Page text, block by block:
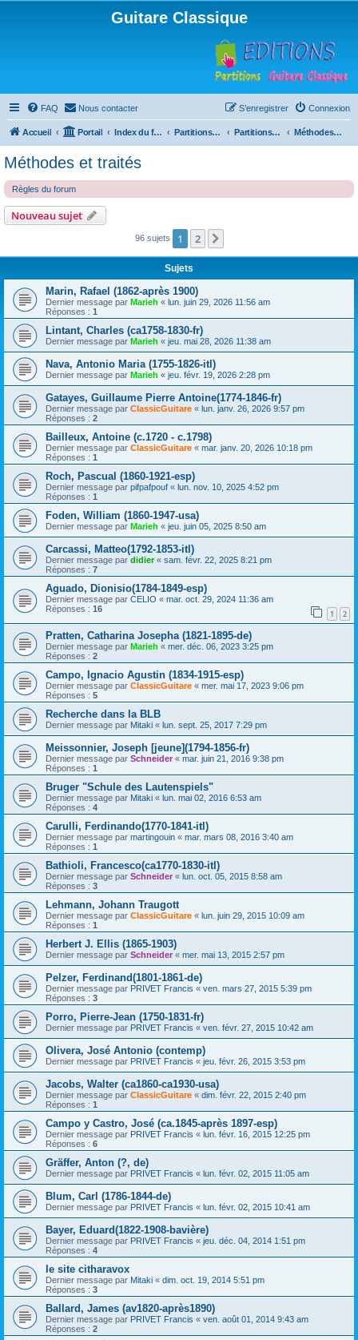
Guitare Classique
FAQ Nous contacter Connexion
S’enregistrer
Accueil Portail Index du forum Partitions pour guitare en libre téléchargement Partitions classées par compositeur Méthodes et traités
Méthodes et traités
Règles du forum
Nouveau sujet
96 sujets 1 2
Sujets
Marin, Rafael (1862-après 1900)
Dernier message par Marieh « lun. juin 29, 2026 11:56 am
Réponses : 1
Lintant, Charles (ca1758-1830-fr)
Dernier message par Marieh « jeu. mai 28, 2026 11:38 am
Nava, Antonio Maria (1755-1826-itl)
Dernier message par Marieh « jeu. févr. 19, 2026 2:28 pm
Gatayes, Guillaume Pierre Antoine(1774-1846-fr)
Dernier message par ClassicGuitare « lun. janv. 26, 2026 9:57 pm
Réponses : 2
Bailleux, Antoine (c.1720 - c.1798)
Dernier message par ClassicGuitare « mar. janv. 20, 2026 10:18 pm
Réponses : 1
Roch, Pascual (1860-1921-esp)
Dernier message par pifpafpouf « lun. nov. 10, 2025 4:52 pm
Réponses : 1
Foden, William (1860-1947-usa)
Dernier message par Marieh « jeu. juin 05, 2025 8:50 am
Carcassi, Matteo(1792-1853-itl)
Dernier message par didier« sam. févr. 22, 2025 8:21 pm
Réponses : 7
Aguado, Dionisio(1784-1849-esp)
Dernier message par CELIO « mar. oct. 29, 2024 11:36 am
Réponses : 16 1 2
Pratten, Catharina Josepha (1821-1895-de)
Dernier message par Marieh « mer. déc. 06, 2023 3:25 pm
Réponses : 2
Campo, Ignacio Agustin (1834-1915-esp)
Dernier message par ClassicGuitare « mer. mai 17, 2023 9:06 pm
Réponses : 5
Recherche dans la BLB
Dernier message par Mitaki « lun. sept. 25, 2017 7:29 pm
Meissonnier, Joseph [jeune](1794-1856-fr)
Dernier message par Schneider « mar. juin 21, 2016 9:38 pm
Réponses : 1
Bruger "Schule des Lautenspiels"
Dernier message par Mitaki « lun. mai 02, 2016 6:53 am
Réponses : 4
Carulli, Ferdinando(1770-1841-itl)
Dernier message par martingouin « mar. mars 08, 2016 3:40 am
Réponses : 1
Bathioli, Francesco(ca1770-1830-itl)
Dernier message par Schneider « lun. oct. 05, 2015 8:58 am
Réponses : 3
Lehmann, Johann Traugott
Dernier message par ClassicGuitare « lun. juin 29, 2015 10:09 am
Réponses : 1
Herbert J. Ellis (1865-1903)
Dernier message par Schneider « mer. mai 13, 2015 2:57 pm
Pelzer, Ferdinand(1801-1861-de)
Dernier message par PRIVET Francis « ven. mars 27, 2015 5:39 pm
Réponses : 3
Porro, Pierre-Jean (1750-1831-fr)
Dernier message par PRIVET Francis « ven. févr. 27, 2015 10:42 am
Olivera, José Antonio (contemp)
Dernier message par PRIVET Francis « jeu. févr. 26, 2015 3:53 pm
Jacobs, Walter (ca1860-ca1930-usa)
Dernier message par ClassicGuitare « dim. févr. 22, 2015 2:40 pm
Réponses : 1
Campo y Castro, José (ca.1845-après 1897-esp)
Dernier message par PRIVET Francis « lun. févr. 16, 2015 12:25 pm
Réponses : 6
Gräffer, Anton (?, de)
Dernier message par PRIVET Francis « lun. févr. 02, 2015 11:05 am
Blum, Carl (1786-1844-de)
Dernier message par PRIVET Francis « lun. févr. 02, 2015 10:41 am
Bayer, Eduard(1822-1908-bavière)
Dernier message par PRIVET Francis « jeu. déc. 04, 2014 1:51 pm
Réponses : 4
le site citharavox
Dernier message par Mitaki « dim. oct. 19, 2014 5:51 pm
Réponses : 3
Ballard, James (av1820-après1890)
Dernier message par PRIVET Francis « ven. août 01, 2014 9:43 am
Réponses : 2